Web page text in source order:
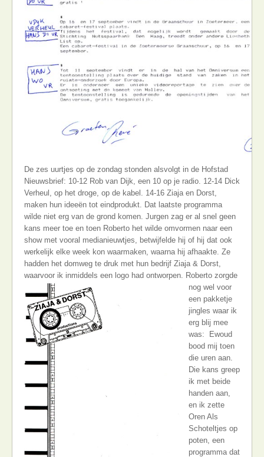
De zes uurtjes op de zondag stonden alsvolgt in de Hofstad
Nieuwsbrief: 10-12 Rob van Dijk, een 10 op je radio. 12-14 Dick
Verheul, op het droge, op de kabel. 14-16 Ziaja en Dorst,
maken hun ideeën tot eindprodukt. Dat laatste programma
wilde niet erg van de grond komen. Jurgen zag er al snel geen
kans meer toe en toen Roberto het wilde omvormen naar een
show met vooral medianieuwtjes, betwijfelde hij of hij dat ook
werkelijk elke week kon waarmaken, waarna hij afhaakte. Ze
hadden het domweg te druk met hun bedrijf Ziaja & Dorst,
waarvoor ik inmiddels een logo had ontworpen. Roberto zorgde
nog wel voor
een pakketje
jingles waar ik
erg blij mee
was: Ewoud
bood mij toen
die uren aan.
Die kans greep
ik met beide
handen aan,
en ik zette
Oren Als
Schoteltjes op
poten, een
programma dat